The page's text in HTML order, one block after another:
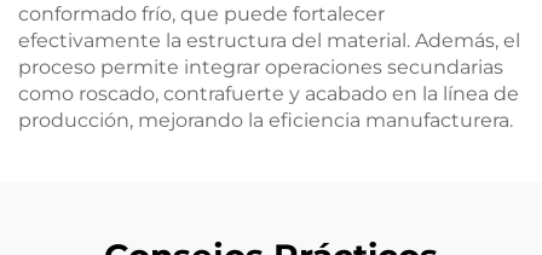
conformado frío, que puede fortalecer
efectivamente la estructura del material. Además, el
proceso permite integrar operaciones secundarias
como roscado, contrafuerte y acabado en la línea de
producción, mejorando la eficiencia manufacturera.